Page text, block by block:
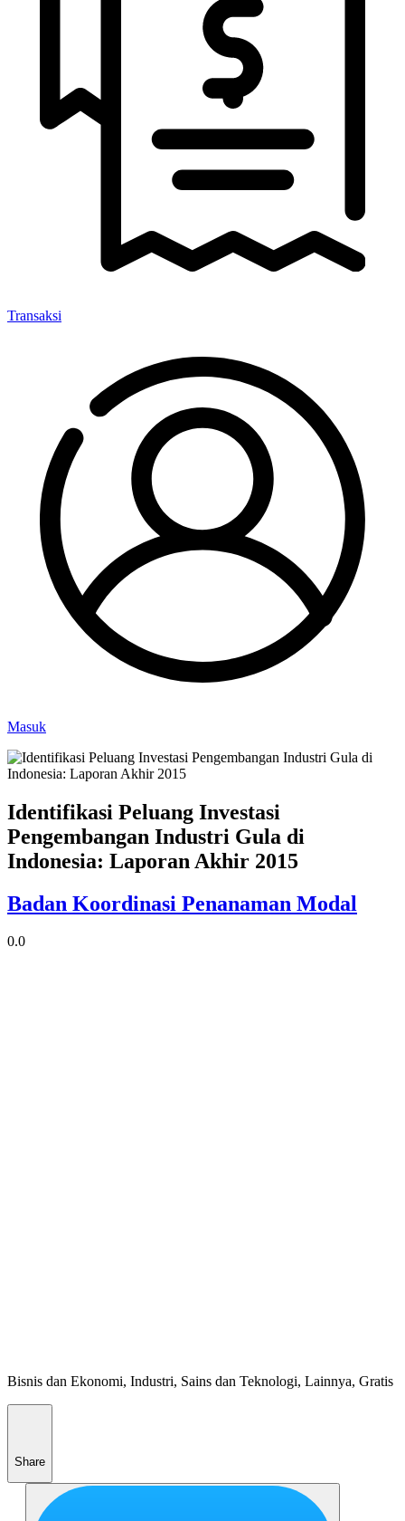
Transaksi
Masuk
Identifikasi Peluang Investasi
Pengembangan Industri Gula di
Indonesia: Laporan Akhir 2015
Badan Koordinasi Penanaman Modal
0.0
Bisnis dan Ekonomi, Industri, Sains dan Teknologi, Lainnya, Gratis
Share